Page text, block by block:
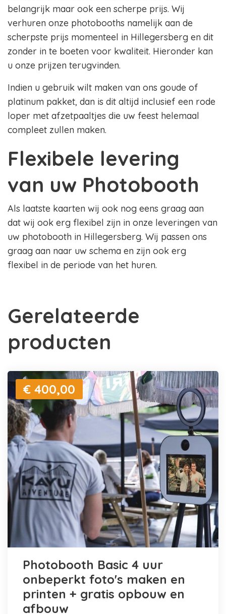
belangrijk maar ook een scherpe prijs. Wij
verhuren onze photobooths namelijk aan de
scherpste prijs momenteel in Hillegersberg en dit
zonder in te boeten voor kwaliteit. Hieronder kan
u onze prijzen terugvinden.
Indien u gebruik wilt maken van ons goude of
platinum pakket, dan is dit altijd inclusief een rode
loper met afzetpaaltjes die uw feest helemaal
compleet zullen maken.
Flexibele levering
van uw Photobooth
Als laatste kaarten wij ook nog eens graag aan
dat wij ook erg flexibel zijn in onze leveringen van
uw photobooth in Hillegersberg. Wij passen ons
graag aan naar uw schema en zijn ook erg
flexibel in de periode van het huren.
Gerelateerde
producten
€ 400,00
Photobooth Basic 4 uur
onbeperkt foto's maken en
printen + gratis opbouw en
afbouw